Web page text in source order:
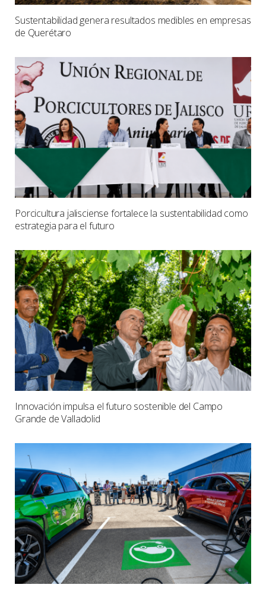
Sustentabilidad genera resultados medibles en empresas
de Querétaro
Porcicultura jalisciense fortalece la sustentabilidad como
estrategia para el futuro
Innovación impulsa el futuro sostenible del Campo
Grande de Valladolid